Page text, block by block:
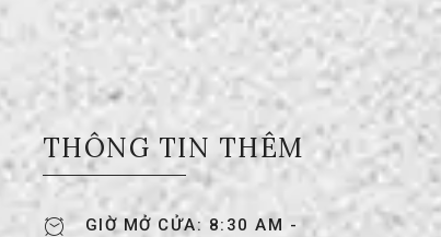
THÔNG TIN THÊM
GIỜ MỞ CỬA: 8:30 AM -